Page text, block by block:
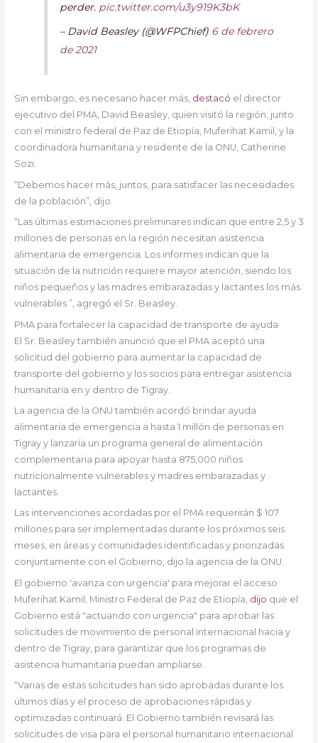
perder. pic.twitter.com/u3y919K3bK
– David Beasley (@WFPChief) 6 de febrero
de 2021
Sin embargo, es necesario hacer más, destacó el director
ejecutivo del PMA, David Beasley, quien visitó la región, junto
con el ministro federal de Paz de Etiopía, Muferihat Kamil, y la
coordinadora humanitaria y residente de la ONU, Catherine
Sozi.
“Debemos hacer más, juntos, para satisfacer las necesidades
de la población”, dijo.
“Las últimas estimaciones preliminares indican que entre 2,5 y 3
millones de personas en la región necesitan asistencia
alimentaria de emergencia. Los informes indican que la
situación de la nutrición requiere mayor atención, siendo los
niños pequeños y las madres embarazadas y lactantes los más
vulnerables ”, agregó el Sr. Beasley.
PMA para fortalecer la capacidad de transporte de ayuda
El Sr. Beasley también anunció que el PMA aceptó una
solicitud del gobierno para aumentar la capacidad de
transporte del gobierno y los socios para entregar asistencia
humanitaria en y dentro de Tigray.
La agencia de la ONU también acordó brindar ayuda
alimentaria de emergencia a hasta 1 millón de personas en
Tigray y lanzaría un programa general de alimentación
complementaria para apoyar hasta 875,000 niños
nutricionalmente vulnerables y madres embarazadas y
lactantes.
Las intervenciones acordadas por el PMA requerirán $ 107
millones para ser implementadas durante los próximos seis
meses, en áreas y comunidades identificadas y priorizadas
conjuntamente con el Gobierno, dijo la agencia de la ONU.
El gobierno 'avanza con urgencia' para mejorar el acceso
Muferihat Kamil, Ministro Federal de Paz de Etiopía, dijo que el
Gobierno está "actuando con urgencia" para aprobar las
solicitudes de movimiento de personal internacional hacia y
dentro de Tigray, para garantizar que los programas de
asistencia humanitaria puedan ampliarse.
“Varias de estas solicitudes han sido aprobadas durante los
últimos días y el proceso de aprobaciones rápidas y
optimizadas continuará. El Gobierno también revisará las
solicitudes de visa para el personal humanitario internacional